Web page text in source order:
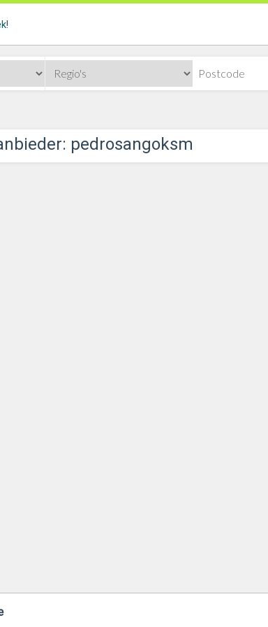
!
pedrosangoksm